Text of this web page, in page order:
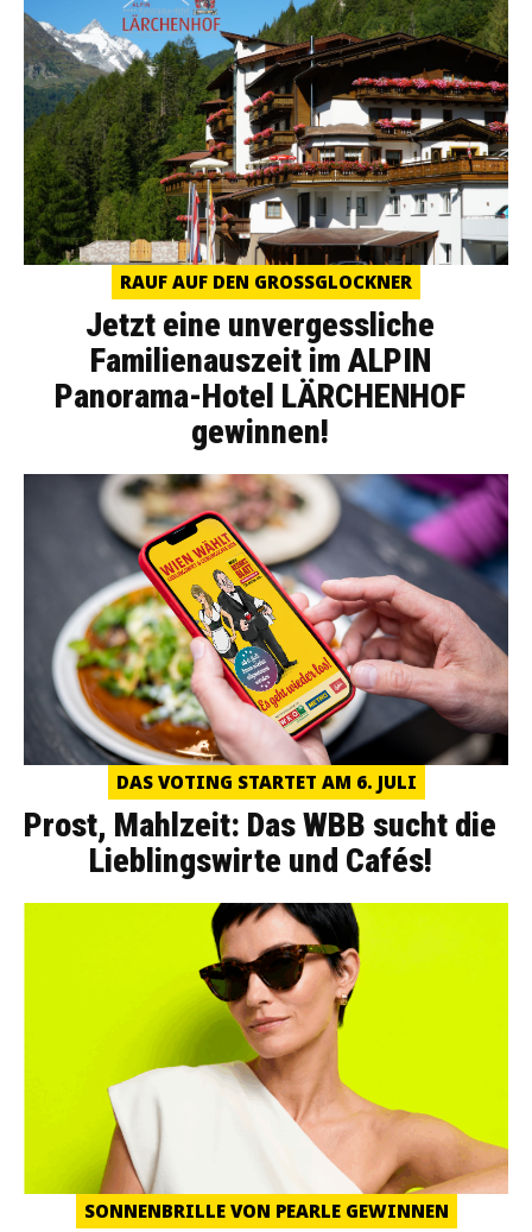
RAUF AUF DEN GROSSGLOCKNER
Jetzt eine unvergessliche
Familienauszeit im ALPIN
Panorama-Hotel LÄRCHENHOF
gewinnen!
DAS VOTING STARTET AM 6. JULI
Prost, Mahlzeit: Das WBB sucht die
Lieblingswirte und Cafés!
SONNENBRILLE VON PEARLE GEWINNEN